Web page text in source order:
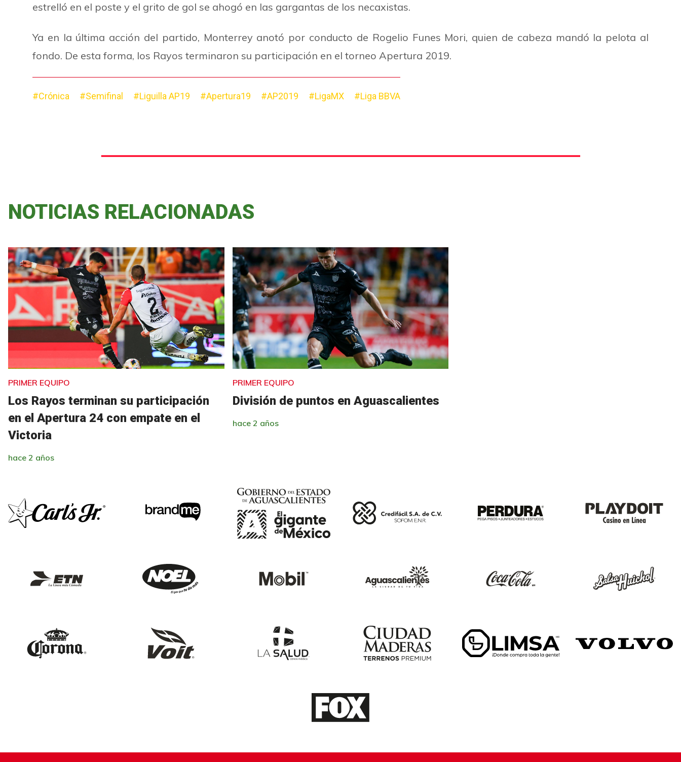
estrelló en el poste y el grito de gol se ahogó en las gargantas de los necaxistas.
Ya en la última acción del partido, Monterrey anotó por conducto de Rogelio Funes Mori, quien de cabeza mandó la pelota al
fondo. De esta forma, los Rayos terminaron su participación en el torneo Apertura 2019.
#Crónica #Semifinal #Liguilla AP19 #Apertura19 #AP2019 #LigaMX #Liga BBVA
NOTICIAS RELACIONADAS
PRIMER EQUIPO
Los Rayos terminan su participación
en el Apertura 24 con empate en el
Victoria
hace 2 años
PRIMER EQUIPO
División de puntos en Aguascalientes
hace 2 años